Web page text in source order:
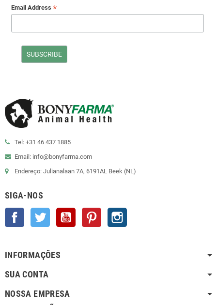
Email Address *
Tel: +31 46 437 1885
Email: info@bonyfarma.com
Endereço: Julianalaan 7A, 6191AL Beek (NL)
SIGA-NOS
Facebook Twitter YouTube Pinterest
INFORMAÇÕES
SUA CONTA
NOSSA EMPRESA